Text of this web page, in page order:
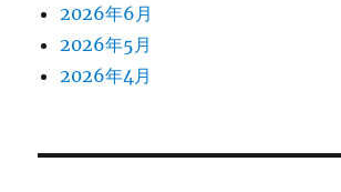
2026年6月
2026年5月
2026年4月